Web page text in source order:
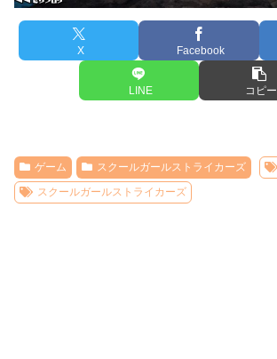
X Facebook
LINE コピー
ゲーム スクールガールストライカーズ
スクールガールストライカーズ